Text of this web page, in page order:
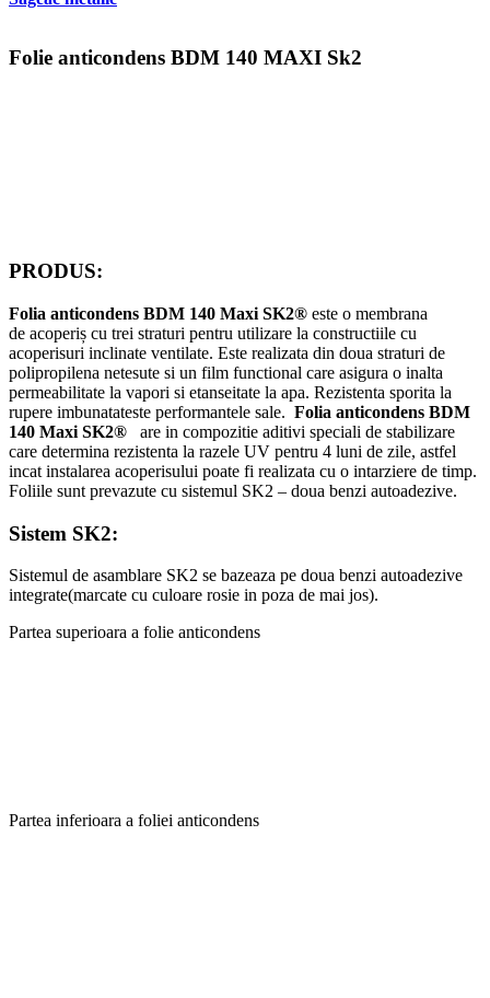
Folie anticondens BDM 140 MAXI Sk2
PRODUS:
Folia anticondens BDM 140 Maxi SK2® este o membrana
de acoperiș cu trei straturi pentru utilizare la constructiile cu
acoperisuri inclinate ventilate. Este realizata din doua straturi de
polipropilena netesute si un film functional care asigura o inalta
permeabilitate la vapori si etanseitate la apa. Rezistenta sporita la
rupere imbunatateste performantele sale. Folia anticondens BDM
140 Maxi SK2® are in compozitie aditivi speciali de stabilizare
care determina rezistenta la razele UV pentru 4 luni de zile, astfel
incat instalarea acoperisului poate fi realizata cu o intarziere de timp.
Foliile sunt prevazute cu sistemul SK2 – doua benzi autoadezive.
Sistem SK2:
Sistemul de asamblare SK2 se bazeaza pe doua benzi autoadezive
integrate(marcate cu culoare rosie in poza de mai jos).
Partea superioara a folie anticondens
Partea inferioara a foliei anticondens